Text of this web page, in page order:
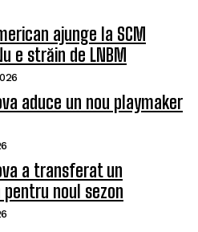
ajunge la SCM
e străin de LNBM
aduce un nou playmaker
a transferat un
noul sezon